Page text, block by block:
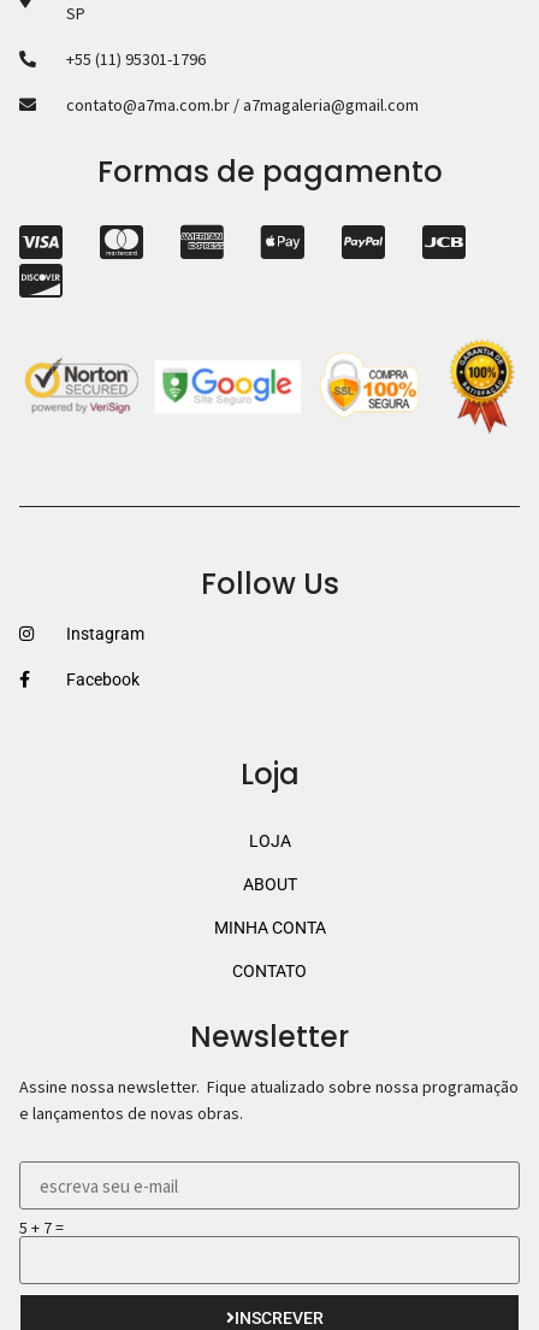
SP
+55 (11) 95301-1796
contato@a7ma.com.br / a7magaleria@gmail.com
Formas de pagamento
Follow Us
Instagram
Facebook
Loja
LOJA
ABOUT
MINHA CONTA
CONTATO
Newsletter
Assine nossa newsletter. Fique atualizado sobre nossa programação
e lançamentos de novas obras.
5 + 7 =
INSCREVER